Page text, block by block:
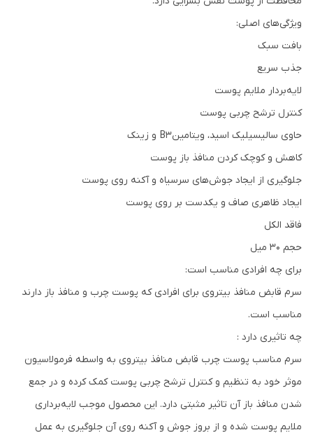
ویژگی‌های اصلی:
بافت سبک
جذب سریع
لایه‌بردار ملایم پوست
کنترل ترشح چربی پوست
حاوی سالیسیلیک اسید، ویتامینB3 و زینک
کاهش و کوچک کردن منافذ باز پوست
جلوگیری از ایجاد جوش‌های سرسیاه و آکنه روی پوست
ایجاد ظاهری صاف و یکدست بر روی پوست
فاقد الکل
حجم 30 میل
برای چه افرادی مناسب است:
سرم قابض منافذ بیتروی برای افرادی که پوست چرب و منافذ باز دارند
مناسب است.
چه تاثیری دارد :
سرم مناسب پوست چرب قابض منافذ بیتروی به واسطه فرمولاسیون
موثر خود به تنظیم و کنترل ترشح چربی پوست کمک کرده و در جمع
شدن منافذ باز آن تاثیر مثبتی دارد. این محصول موجب لایه‌برداری
ملایم پوست شده و از بروز جوش و آکنه روی آن جلوگیری به عمل